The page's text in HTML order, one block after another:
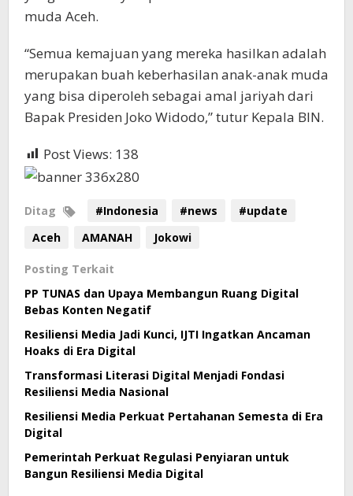
muda Aceh.
“Semua kemajuan yang mereka hasilkan adalah
merupakan buah keberhasilan anak-anak muda
yang bisa diperoleh sebagai amal jariyah dari
Bapak Presiden Joko Widodo,” tutur Kepala BIN.
Post Views: 138
Ditag #Indonesia #news
#update
Aceh
AMANAH Jokowi
Posting Terkait
PP TUNAS dan Upaya Membangun Ruang Digital
Bebas Konten Negatif
Resiliensi Media Jadi Kunci, IJTI Ingatkan Ancaman
Hoaks di Era Digital
Transformasi Literasi Digital Menjadi Fondasi
Resiliensi Media Nasional
Resiliensi Media Perkuat Pertahanan Semesta di Era
Digital
Pemerintah Perkuat Regulasi Penyiaran untuk
Bangun Resiliensi Media Digital